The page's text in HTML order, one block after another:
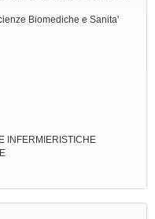
Biomediche e Sanita'
INFERMIERISTICHE